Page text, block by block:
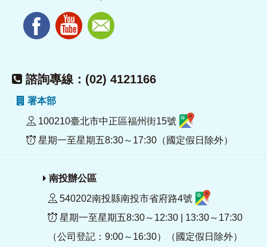
諮詢專線：(02) 4121166
署本部
100210臺北市中正區福州街15號
星期一至星期五8:30～17:30（國定假日除外）
南投辦公區
540202南投縣南投市省府路4號
星期一至星期五8:30～12:30 | 13:30～17:30
（公司登記：9:00～16:30）（國定假日除外）